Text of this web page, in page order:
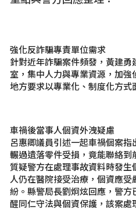
強化反詐騙專責單位需求
針對近年詐騙案件頻發，黃建
室，集中人力與專業資源，加
地方要求以專業化、制度化方式
車禍後當事人個資外洩疑慮
呂惠卿議員引述一起車禍個案
輾過遺落零件受損，竟能聯絡到
質疑警方在處理事故資料時發
人仍在醫院接受治療，個資應受
紛。縣警局長劉炯炫回應，警方
醒同仁守法與個資保護，該案